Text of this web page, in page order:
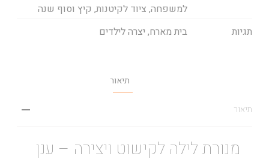
למשפחה, ציוד לקיטנות, קיץ וסוף שנה
תגיות
בית מארח, יצרה לילדים
תיאור
תיאור
מנורת לילה לקישוט ויצירה – ענן